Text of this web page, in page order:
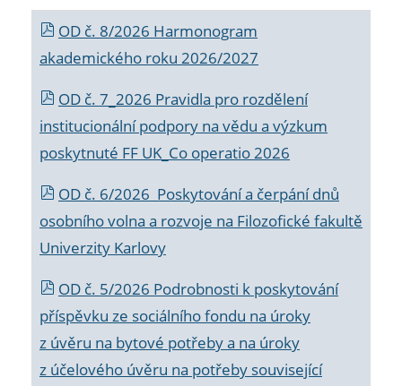
OD č. 8/2026 Harmonogram
akademického roku 2026/2027
OD č. 7_2026 Pravidla pro rozdělení
institucionální podpory na vědu a výzkum
poskytnuté FF UK_Co operatio 2026
OD č. 6/2026 Poskytování a čerpání dnů
osobního volna a rozvoje na Filozofické fakultě
Univerzity Karlovy
OD č. 5/2026 Podrobnosti k poskytování
příspěvku ze sociálního fondu na úroky
z úvěru na bytové potřeby a na úroky
z účelového úvěru na potřeby související